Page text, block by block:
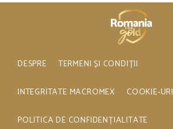
DESPRE TERMENI ȘI CONDIȚII
INTEGRITATE MACROMEX COOKIE-URI
POLITICA DE CONFIDENȚIALITATE